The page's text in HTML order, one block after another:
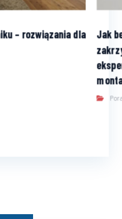
– rozwiązania dla
Jak